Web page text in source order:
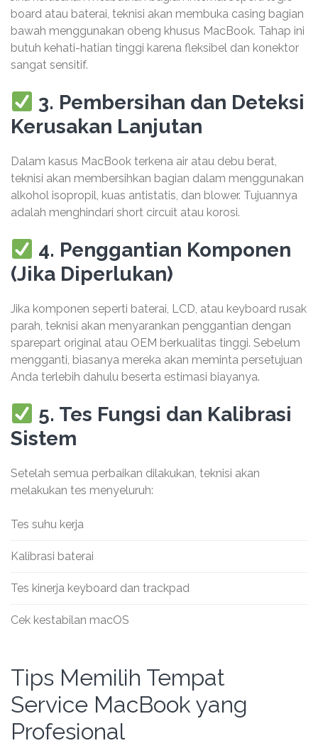
board atau baterai, teknisi akan membuka casing bagian
bawah menggunakan obeng khusus MacBook. Tahap ini
butuh kehati-hatian tinggi karena fleksibel dan konektor
sangat sensitif.
3. Pembersihan dan Deteksi
Kerusakan Lanjutan
Dalam kasus MacBook terkena air atau debu berat,
teknisi akan membersihkan bagian dalam menggunakan
alkohol isopropil, kuas antistatis, dan blower. Tujuannya
adalah menghindari short circuit atau korosi.
4. Penggantian Komponen
(Jika Diperlukan)
Jika komponen seperti baterai, LCD, atau keyboard rusak
parah, teknisi akan menyarankan penggantian dengan
sparepart original atau OEM berkualitas tinggi. Sebelum
mengganti, biasanya mereka akan meminta persetujuan
Anda terlebih dahulu beserta estimasi biayanya.
5. Tes Fungsi dan Kalibrasi
Sistem
Setelah semua perbaikan dilakukan, teknisi akan
melakukan tes menyeluruh:
Tes suhu kerja
Kalibrasi baterai
Tes kinerja keyboard dan trackpad
Cek kestabilan macOS
Tips Memilih Tempat
Service MacBook yang
Profesional